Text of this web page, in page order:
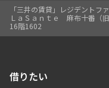
「三井の賃貸」レジデントフ
ＬａＳａｎｔｅ 麻布十番（
16階1602
借りたい